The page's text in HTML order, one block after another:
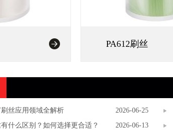
PA612刷丝
丝应用领域全解析 2026-06-25
什么区别？如何选择更合适？
2026-06-13